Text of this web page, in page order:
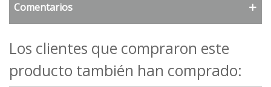
Comentarios
Los clientes que compraron este
producto también han comprado: